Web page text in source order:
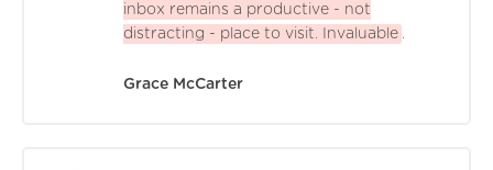
inbox remains a productive - not
distracting - place to visit. Invaluable .
Grace McCarter